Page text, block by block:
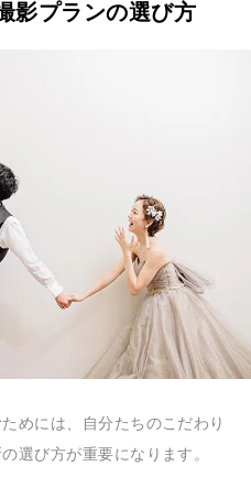
影プランの選び方
めには、自分たちのこだわり
選び方が重要になります。